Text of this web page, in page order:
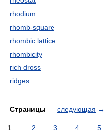
rhodium
rhomb-square
rhombic lattice
rhombicity
rich dross
ridges
Страницы следующая →
1 2 3 4 5